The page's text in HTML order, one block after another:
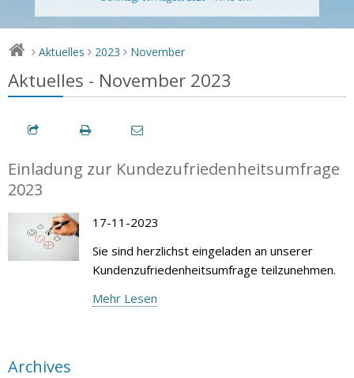
> Aktuelles > 2023 > November
Aktuelles - November 2023
Einladung zur Kundezufriedenheitsumfrage
2023
17-11-2023
Sie sind herzlichst eingeladen an unserer
Kundenzufriedenheitsumfrage teilzunehmen.
Mehr Lesen
Archives